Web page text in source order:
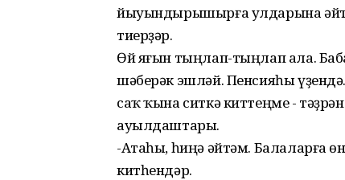
йыуындырышырға улдарына
тиерҙәр.
Өй яғын тыңлап-тыңлап ала.
шәберәк эшләй. Пенсияһы
саҡ ҡына ситкә киттеңме -
ауылдаштары.
-Атаһы, һиңә әйтәм. Балаларға
китһендәр.